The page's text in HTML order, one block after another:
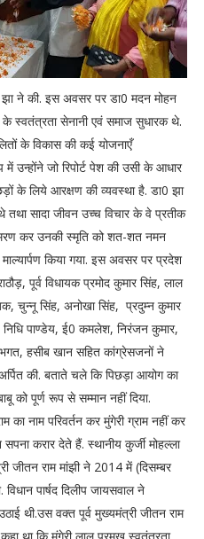
ने की. इस अवसर पर डा0 मदन मोहन
स्वतंत्रता सेनानी एवं समाज सुधारक थे.
के विकास की कई योजनाएँ
उन्होंने जो रिपोर्ट पेश की उसी के आधार
के लिये आरक्षण की व्यवस्था है. डा0 झा
तथा सादा जीवन उच्च विचार के वे प्रतीक
कर उनकी स्मृति को शत-शत नमन
किया गया. इस अवसर पर प्रदेश
पूर्व विधायक प्रमोद कुमार सिंह, लाल
चुन्नू सिंह, अनोखा सिंह, प्रदुम्न कुमार
पाण्डेय, ई0 कमलेश, निरंजन कुमार,
भगत, हसीब खान सहित कांग्रेसजनों ने
की. बताते चले कि पिछड़ा आयोग का
को पूर्ण रूप से सम्मान नहीं दिया.
नाम परिवर्तन कर मुंगेरी ग्राम नहीं कर
करार देते हैं. स्थानीय कुर्जी मोहल्ला
जीतन राम मांझी ने 2014 में (दिसम्बर
पार्षद दिलीप जायसवाल ने
थी.उस वक्त पूर्व मुख्यमंत्री जीतन राम